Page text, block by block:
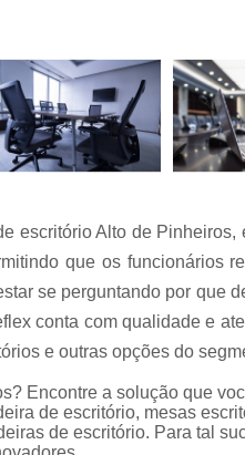
Cadeiras de Escritório
Cadeiras Escritório
Conserto de Cadeira
de Cadeiras de Madeira
Conserto de Poltrona
de Cadeira de Escritório
de Escritório
Estação de Escritório
Estação de Escritório
escritório Alto de Pinheiros,
que os funcionários
se perguntando por que
conta com qualidade e
e outras opções do
Encontre a solução que
de escritório, mesas
de escritório. Para tal